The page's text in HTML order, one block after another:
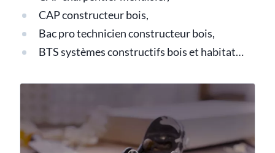
CAP constructeur bois,
Bac pro technicien constructeur bois,
BTS systèmes constructifs bois et habitat…